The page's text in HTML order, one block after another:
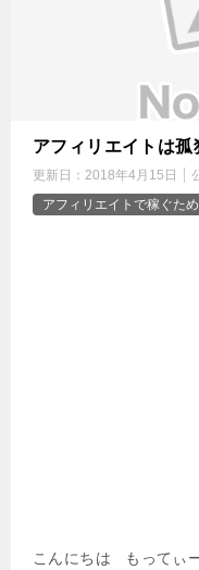
アフィリエイトは
更新日： 2018年4月15日
アフィリエイトで稼ぐた
こんにちは もってぃ